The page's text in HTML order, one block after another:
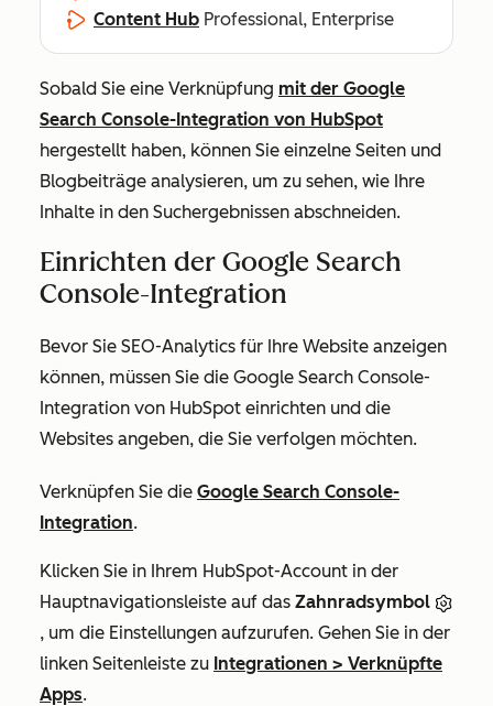
Content Hub Professional, Enterprise
Sobald Sie eine Verknüpfung mit der Google
Search Console-Integration von HubSpot
hergestellt haben, können Sie einzelne Seiten und
Blogbeiträge analysieren, um zu sehen, wie Ihre
Inhalte in den Suchergebnissen abschneiden.
Einrichten der Google Search
Console-Integration
Bevor Sie SEO-Analytics für Ihre Website anzeigen
können, müssen Sie die Google Search Console-
Integration von HubSpot einrichten und die
Websites angeben, die Sie verfolgen möchten.
Verknüpfen Sie die Google Search Console-
Integration.
Klicken Sie in Ihrem HubSpot-Account in der
Hauptnavigationsleiste auf das Zahnradsymbol
, um die Einstellungen aufzurufen. Gehen Sie in der
linken Seitenleiste zu Integrationen > Verknüpfte
Apps.